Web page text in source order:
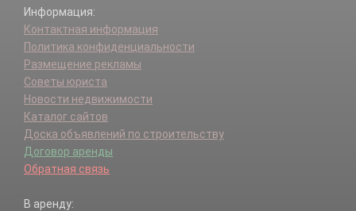
Информация:
Контактная информация
Политика конфиденциальности
Размещение рекламы
Советы юриста
Новости недвижимости
Каталог сайтов
Доска объявлений по строительству
Договор аренды
Обратная связь
В аренду: